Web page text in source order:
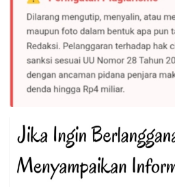
ASN
Bank
Sulteng,
Hamjad
Tetende
Raih
Hadiah
Motor